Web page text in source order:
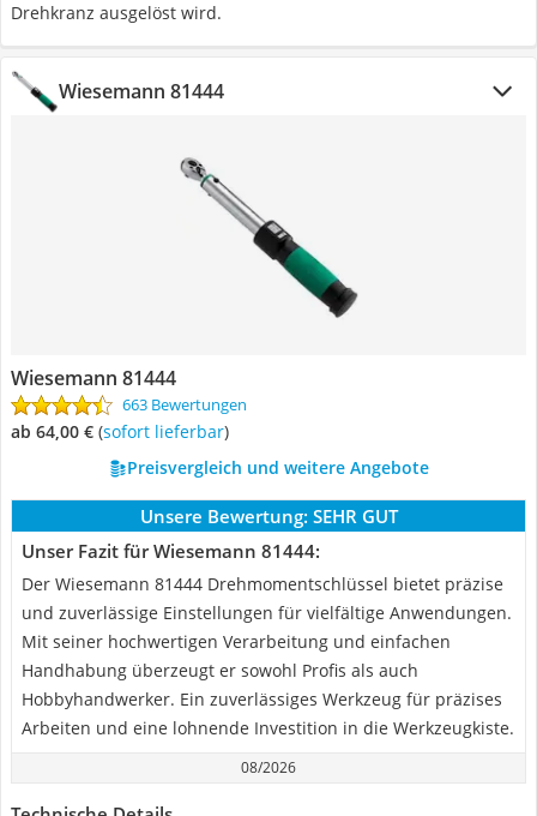
Drehkranz ausgelöst wird.
Wiesemann 81444
Wiesemann 81444
663 Bewertungen
ab 64,00 € ( Sofort lieferbar)
Preisvergleich und weitere Angebote
Unsere Bewertung: SEHR GUT
Unser Fazit für Wiesemann 81444:
Der Wiesemann 81444 Drehmomentschlüssel bietet präzise
und zuverlässige Einstellungen für vielfältige Anwendungen.
Mit seiner hochwertigen Verarbeitung und einfachen
Handhabung überzeugt er sowohl Profis als auch
Hobbyhandwerker. Ein zuverlässiges Werkzeug für präzises
Arbeiten und eine lohnende Investition in die Werkzeugkiste.
08/2026